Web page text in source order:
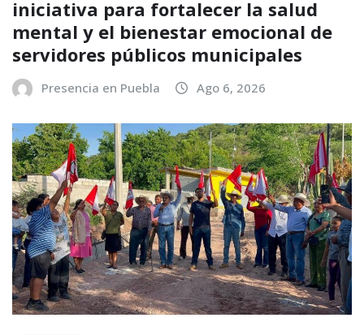
iniciativa para fortalecer la salud
mental y el bienestar emocional de
servidores públicos municipales
Presencia en Puebla Ago 6, 2026